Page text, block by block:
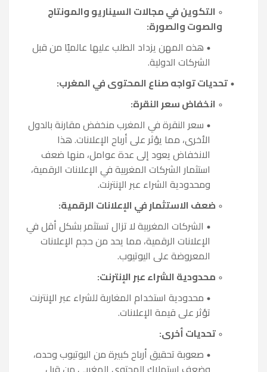
التكوين في مجالات السيناريو والمونتاج
والصوت والصورة:
هذه المهن يزداد الطلب عليها عالميًا من قبل
الشركات الدولية.
تحديات تواجه صناع المحتوى في المغرب:
انخفاض سعر النقرة:
سعر النقرة في المغرب منخفض مقارنة بالدول
الأخرى، مما يؤثر على أرباح الإعلانات. هذا
الانخفاض يعود إلى عدة عوامل، منها ضعف
استثمار الشركات المغربية في الإعلانات الرقمية،
ومحدودية الشراء عبر الإنترنت.
ضعف الاستثمار في الإعلانات الرقمية:
الشركات المغربية لا تزال تستثمر بشكل أقل في
الإعلانات الرقمية، مما يحد من حجم الإعلانات
المعروضة على اليوتيوب.
محدودية الشراء عبر الإنترنت:
محدودية استخدام المغاربة للشراء عبر الإنترنت
تؤثر على قيمة الإعلانات.
تحديات أخرى:
صعوبة تحقيق أرباح كبيرة من اليوتيوب وحده،